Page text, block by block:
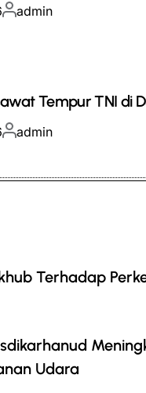
Posted
admin
Tempur TNI di
Posted
admin
Terhadap
Udara